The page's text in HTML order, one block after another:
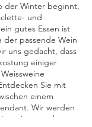
der Winter beginnt,
und
gutes Essen ist
der passende Wein
uns gedacht, dass
einiger
Sie mit
einem
Wir werden
aus der